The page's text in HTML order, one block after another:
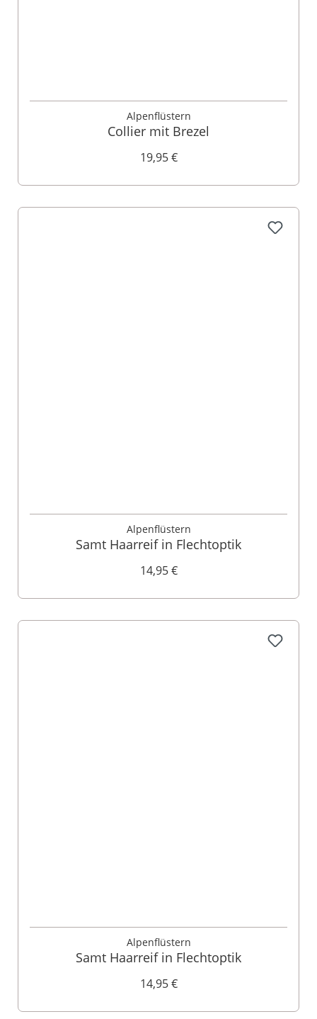
Alpenflüstern
Collier mit Brezel
19,95 €
Alpenflüstern
Samt Haarreif in Flechtoptik
14,95 €
Alpenflüstern
Samt Haarreif in Flechtoptik
14,95 €